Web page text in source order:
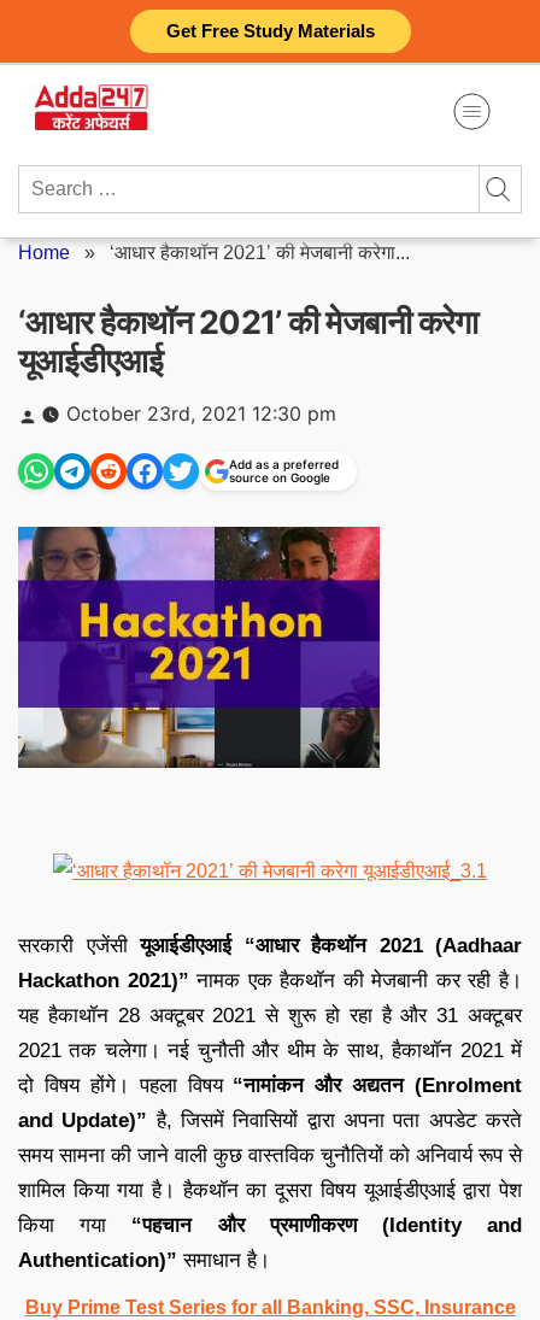
Get Free Study Materials
content
Search
Home » ‘आधार हैकाथॉन 2021’ की मेजबानी करेगा...
‘आधार हैकाथॉन 2021’ की मेजबानी करेगा
यूआईडीएआई
Posted
by
October 23rd, 2021 12:30 pm
Add as a preferred
source on Google
सरकारी एजेंसीयूआईडीएआई “आधार हैकथॉन 2021 (Aadhaar
Hackathon 2021)” नामक एक हैकथॉन की मेजबानी कर रही है।
यह हैकाथॉन 28 अक्टूबर 2021 से शुरू हो रहा है और 31 अक्टूबर
2021 तक चलेगा। नई चुनौती और थीम के साथ, हैकाथॉन 2021 में
दो विषय होंगे। पहला विषय “नामांकन और अद्यतन (Enrolment
and Update)” है, जिसमें निवासियों द्वारा अपना पता अपडेट करते
समय सामना की जाने वाली कुछ वास्तविक चुनौतियों को अनिवार्य रूप से
शामिल किया गया है। हैकथॉन का दूसरा विषय यूआईडीएआई द्वारा पेश
किया गया “पहचान और प्रमाणीकरण (Identity and
Authentication)”समाधान है।
Buy Prime Test Series for all Banking, SSC, Insurance